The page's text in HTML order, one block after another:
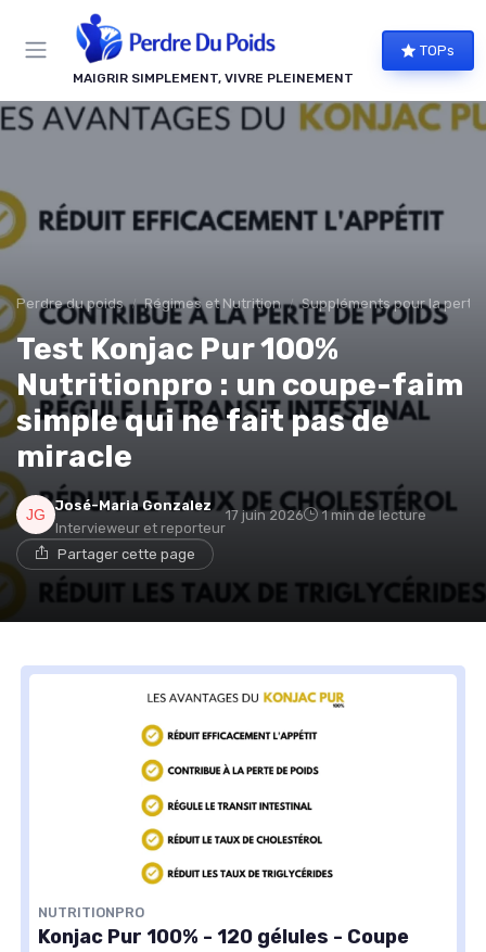
MAIGRIR SIMPLEMENT, VIVRE PLEINEMENT
TOPs
Perdre du poids Régimes et Nutrition Suppléments pour la perte
Test Konjac Pur 100%
Nutritionpro : un coupe-faim
simple qui ne fait pas de
miracle
José-Maria Gonzalez
Intervieweur et reporteur
17 juin 2026 1 min de lecture
Partager cette page
NUTRITIONPRO
Konjac Pur 100% - 120 gélules - Coupe
Panneau de gestion des cookies